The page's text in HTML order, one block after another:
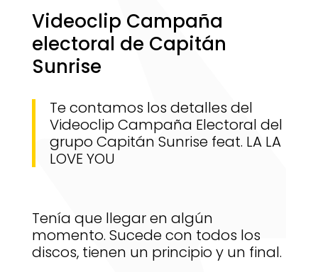
Videoclip Campaña
electoral de Capitán
Sunrise
Te contamos los detalles del
Videoclip Campaña Electoral del
grupo Capitán Sunrise feat. LA LA
LOVE YOU
Tenía que llegar en algún
momento. Sucede con todos los
discos, tienen un principio y un final.